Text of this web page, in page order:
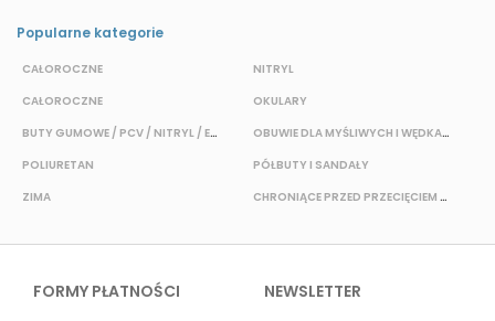
Popularne kategorie
CAŁOROCZNE
CAŁOROCZNE
BUTY GUMOWE / PCV / NITRYL / EVA
POLIURETAN
ZIMA
NITRYL
OKULARY
OBUWIE DLA MYŚLIWYCH I WĘDKARZY
PÓŁBUTY I SANDAŁY
CHRONIĄCE PRZED PRZECIĘCIEM I PRZEKŁUCIEM
FORMY PŁATNOŚCI NEWSLETTER